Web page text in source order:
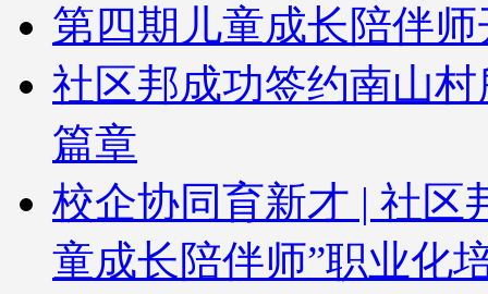
第四期儿童成长陪伴
社区邦成功签约南山
篇章
校企协同育新才 | 社区
童成长陪伴师”职业化